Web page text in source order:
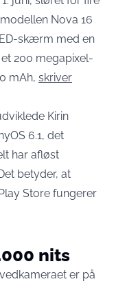
Nova 16
skærm med en
200 megapixel-
mAh, skriver
Kirin
6.1, det
har afløst
betyder, at
Store fungerer
nits
er på